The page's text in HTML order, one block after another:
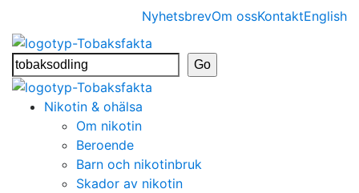
NyhetsbrevOm ossKontaktEnglish
Nikotin & ohälsa
Om nikotin
Beroende
Barn och nikotinbruk
Skador av nikotin